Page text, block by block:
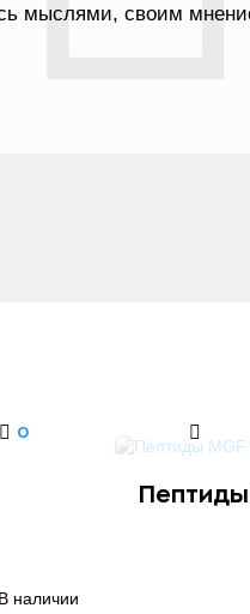
мыслями, своим
0
В наличии
Пептиды